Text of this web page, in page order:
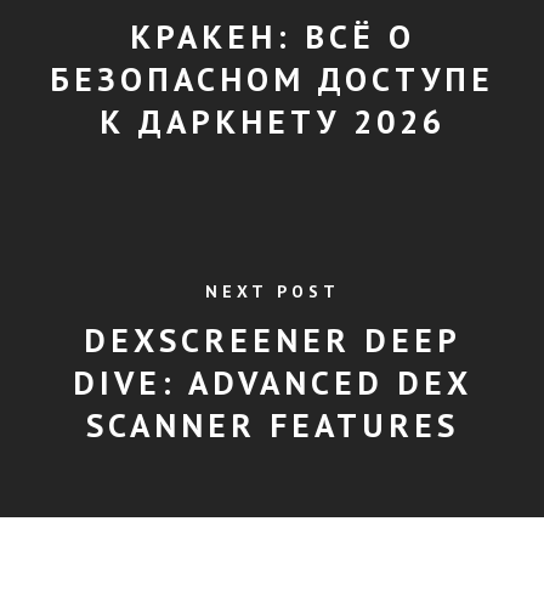
КРАКЕН: ВСЁ О
БЕЗОПАСНОМ ДОСТУПЕ
К ДАРКНЕТУ 2026
NEXT POST
DEXSCREENER DEEP
DIVE: ADVANCED DEX
SCANNER FEATURES